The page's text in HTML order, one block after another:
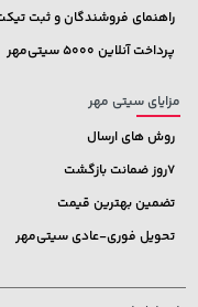
راهنمای فروشندگان و ثبت
پرداخت آنلاین 5000 سیتی‌مهر
مزایای سیتی مهر
روش های ارسال
7روز ضمانت بازگشت
تضمین بهترین قیمت
تحویل فوری-عادی سیتی‌مهر